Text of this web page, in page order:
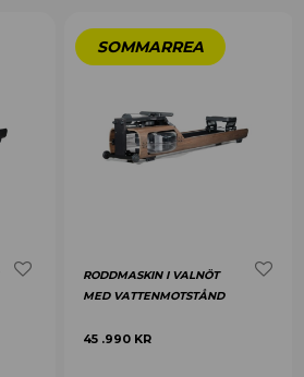
RODDMASKIN I VALNÖT
MED VATTENMOTSTÅND
45 .990 KR